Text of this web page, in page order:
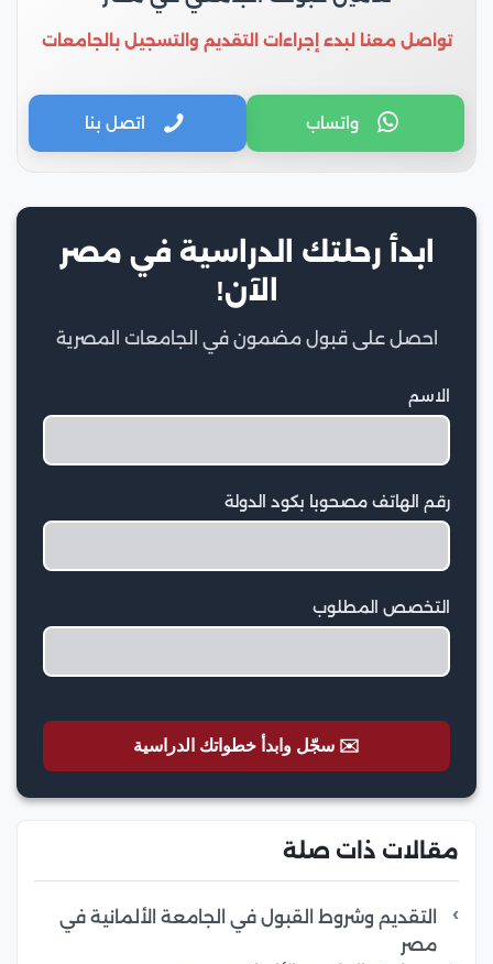
تواصل معنا لبدء إجراءات التقديم والتسجيل بالجامعات
واتساب اتصل بنا
ابدأ رحلتك الدراسية في مصر
الآن!
احصل على قبول مضمون في الجامعات المصرية
الاسم
رقم الهاتف مصحوبا بكود الدولة
التخصص المطلوب
✉️ سجّل وابدأ خطواتك الدراسية
مقالات ذات صلة
التقديم وشروط القبول في الجامعة الألمانية في
مصر